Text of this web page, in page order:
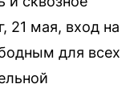
21 мая, вход на
для всех